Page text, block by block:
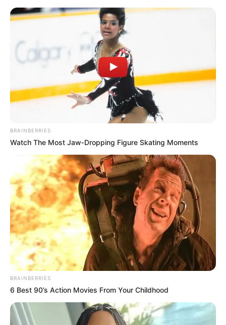
BRAINBERRIES
Watch The Most Jaw‑Dropping Figure Skating Moments
BRAINBERRIES
6 Best 90’s Action Movies From Your Childhood